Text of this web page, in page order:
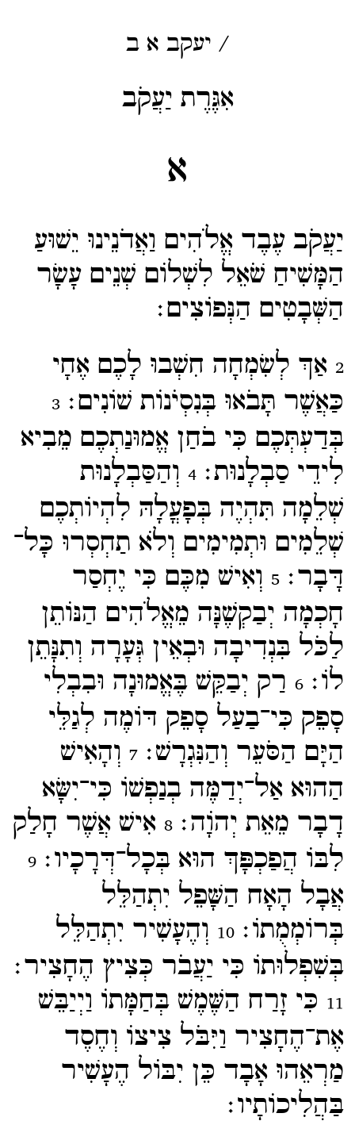
/ יעקב א ב
אִגֶּרֶת יַעֲקֹב
א
יַעֲקֹב עֶבֶד אֱלֹהִים וַאֲדֹנֵינוּ יֵשׁוּעַ
הַמָּשִׁיחַ שֹׁאֵל לִשְׁלוֹם שְׁנֵים עָשָׂר
הַשְּׁבָטִים הַנְּפוֹצִים׃
2 אַךְ לְשִׂמְחָה חִשְׁבוּ לָכֶם אֶחָי
כַּאֲשֶׁר תָּבֹאוּ בְּנִסְיֹנוֹת שׁוֹנִים׃3
בְּדַעְתְּכֶם כִּי בֹחַן אֱמוּנַתְכֶם מֵבִיא
לִידֵי סַבְלָנוּת׃4 וְהַסַּבְלָנוּת
שְׁלֵמָה תִּהְיֶה בְּפָעֳלָהּ לִהְיוֹתְכֶם
שְׁלֵמִים וּתְמִימִים וְלֹא תַחְסְרוּ כָּל־​
דָּבָר׃5 וְאִישׁ מִכֶּם כִּי יֶחְסַר
חָכְמָה יְבַקְשֶׁנָּה מֵאֱלֹהִים הַנּוֹתֵן
לַכֹּל בִּנְדִיבָה וּבְאֵין גְּעָרָה וְתִנָּתֵן
לוֹ׃6 רַק יְבַקֵּשׁ בֶּאֱמוּנָה וּבִבְלִי
סָפֵק כִּי־​בַעַל סָפֵק דּוֹמֶה לְגַלֵּי
הַיָּם הַסֹּעֵר וְהַנִּגְרָשׁ׃7 וְהָאִישׁ
הַהוּא אַל־​יְדַמֶּה בְנַפְשׁוֹ כִּי־​יִשָּׂא
דָבָר מֵאֵת יְהוָֹה׃8 אִישׁ אֲשֶׁר חָלַק
לִבּוֹ הֲפַכְפָּךְ הוּא בְּכָל־​דְּרָכָיו׃9
אֲבָל הָאָח הַשָּׁפֵל יִתְהַלֵּל
בְּרוֹמְמֻתוֹ׃10 וְהֶעָשִׁיר יִתְהַלֵּל
בְּשִׁפְלוּתוֹ כִּי יַעֲבֹר כְּצִיץ הֶחָצִיר׃
11 כִּי זָרַח הַשֶּׁמֶשׁ בְּחַמָּתוֹ וַיְיַבֵּשׁ
אֶת־​הֶחָצִיר וַיִּבֹּל צִיצוֹ וְחֶסֶד
מַרְאֵהוּ אָבָד כֵּן יִבּוֹל הֶעָשִׁיר
בַּהֲלִיכוֹתָיו׃